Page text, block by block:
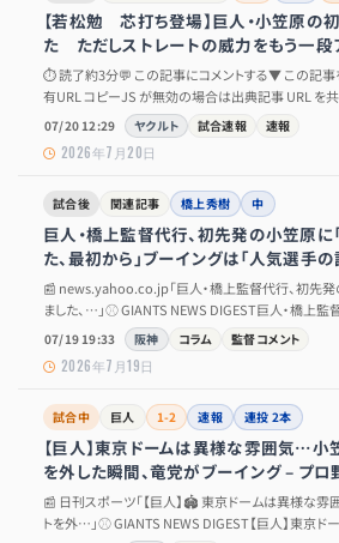
【若松勉 芯打ち登場】巨人・小笠原の
た ただしストレートの威力をもう一段
⏱ 読了約3分💬 この記事にコメントする▼ この記
有URL コピーJS が無効の場合は出典記事 URL を
07/20 12:29 ヤクルト 試合速報 速報
2026年7月20日
試合後 関連記事 橋上秀樹 中
巨人・橋上監督代行、初先発の小笠原に
た、最初から」ブーイングは「人気選手の
📰 news.yahoo.co.jp「巨人・橋上監督代行、初先
ました、…」⚾ GIANTS NEWS DIGEST巨人・橋上監
07/19 19:33 阪神 コラム 監督コメント
2026年7月19日
試合中 巨人 1-2 速報 連投 2本
【巨人】東京ドームは異様な雰囲気…
を外した瞬間、竜党がブーイング – プ
📰 日刊スポーツ「【巨人】🏟 東京ドームは異様な
トを外…」⚾ GIANTS NEWS DIGEST【巨人】東京ド